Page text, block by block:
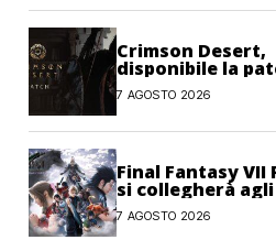
Crimson Desert,
disponibile la
correzioni per
combattimento e
7 AGOSTO 2026
Final Fantasy VII
si collegherà
di FF7:
pone limiti
7 AGOSTO 2026